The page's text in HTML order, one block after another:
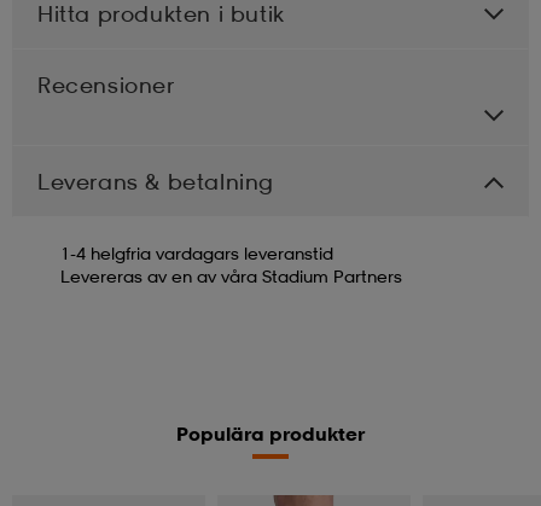
Hitta produkten i butik
Recensioner
Leverans & betalning
1-4 helgfria vardagars leveranstid
Levereras av en av våra Stadium Partners
Populära produkter